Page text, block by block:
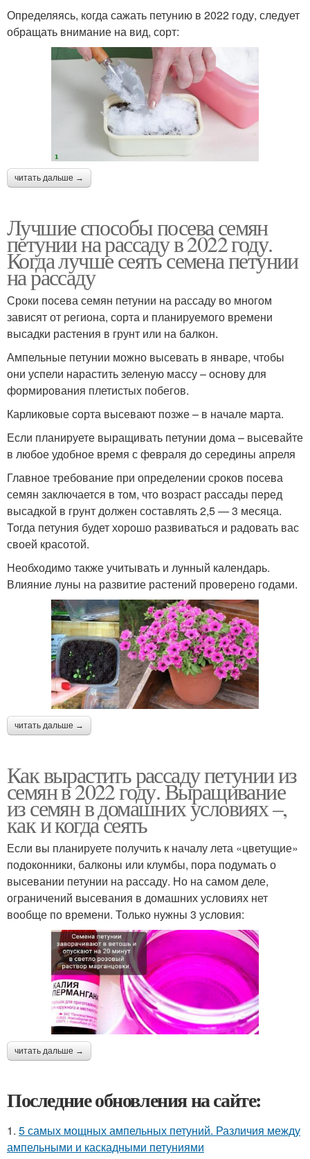
Определяясь, когда сажать петунию в 2022 году, следует
обращать внимание на вид, сорт:
читать дальше →
Лучшие способы посева семян
петунии на рассаду в 2022 году.
Когда лучше сеять семена петунии
на рассаду
Сроки посева семян петунии на рассаду во многом
зависят от региона, сорта и планируемого времени
высадки растения в грунт или на балкон.
Ампельные петунии можно высевать в январе, чтобы
они успели нарастить зеленую массу – основу для
формирования плетистых побегов.
Карликовые сорта высевают позже – в начале марта.
Если планируете выращивать петунии дома – высевайте
в любое удобное время с февраля до середины апреля
Главное требование при определении сроков посева
семян заключается в том, что возраст рассады перед
высадкой в грунт должен составлять 2,5 — 3 месяца.
Тогда петуния будет хорошо развиваться и радовать вас
своей красотой.
Необходимо также учитывать и лунный календарь.
Влияние луны на развитие растений проверено годами.
читать дальше →
Как вырастить рассаду петунии из
семян в 2022 году. Выращивание
из семян в домашних условиях –,
как и когда сеять
Если вы планируете получить к началу лета «цветущие»
подоконники, балконы или клумбы, пора подумать о
высевании петунии на рассаду. Но на самом деле,
ограничений высевания в домашних условиях нет
вообще по времени. Только нужны 3 условия:
читать дальше →
Последние обновления на сайте:
1. 5 самых мощных ампельных петуний. Различия между
ампельными и каскадными петуниями